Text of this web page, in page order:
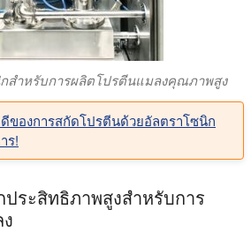
สําหรับการผลิตโปรตีนแมลงคุณภาพสูง
ของการสกัดโปรตีนด้วยอัลตราโซนิก
ร!
ระสิทธิภาพสูงสําหรับการ